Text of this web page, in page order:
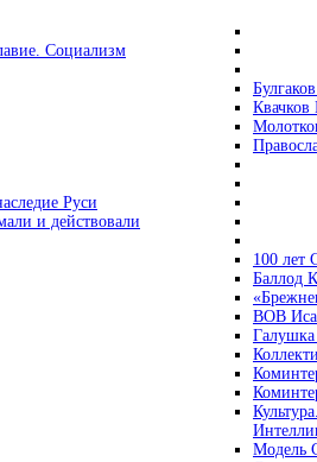
Социализм
Руси
и действовали
100 лет
Баллод
ВОВ
Модель